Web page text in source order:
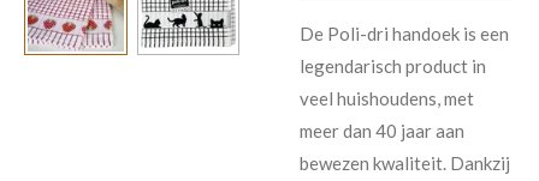
De Poli-dri handoek is een
legendarisch product in
veel huishoudens, met
meer dan 40 jaar aan
bewezen kwaliteit. Dankzij